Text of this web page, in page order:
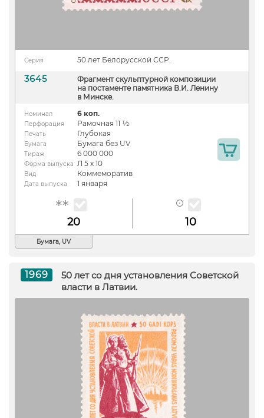
Серия 50 лет Белорусской ССР.
3645
Фрагмент скульптурной композиции
на постаменте памятника В.И. Ленину
в Минске.
Номинал 6 коп.
Перфорация Рамочная 11 ½
Печать Глубокая
Бумага Бумага без UV
Тираж 6 000 000
Форма выпуска Л 5 х 10
Вид Коммеморатив
Дата выпуска 1 января
20 10
Бумага, UV
1969
50 лет со дня установления Советской
власти в Латвии.